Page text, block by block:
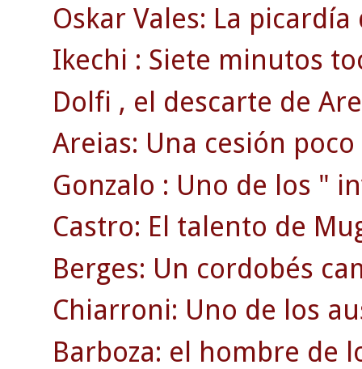
Oskar Vales: La picardía
Ikechi : Siete minutos
Dolfi , el descarte de
Areias: Una cesión
Gonzalo : Uno de los "
Castro: El talento de
Berges: Un cordobés
Chiarroni: Uno de los
Barboza: el hombre de